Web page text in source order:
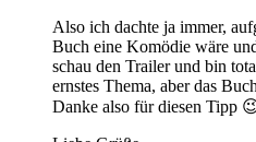
Also ich dachte ja immer,
Buch eine Komödie wäre
schau den Trailer und bin
ernstes Thema, aber das
Danke also für diesen Tipp